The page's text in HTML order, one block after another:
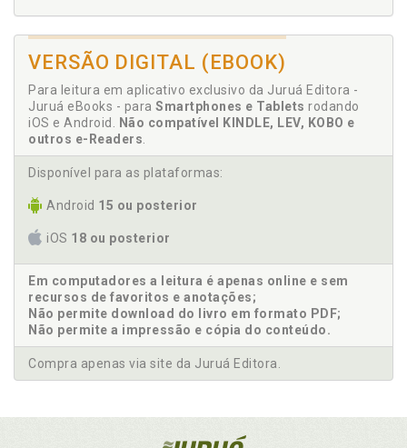
VERSÃO DIGITAL (EBOOK)
Para leitura em aplicativo exclusivo da Juruá Editora -
Juruá eBooks - para Smartphones e Tablets rodando
iOS e Android.
Não compatível KINDLE, LEV, KOBO e
outros e-Readers
Disponível para as plataformas:
Android 15 ou posterior
iOS 18 ou posterior
Em computadores a leitura é apenas online e sem
recursos de favoritos e anotações;
Não permite download do livro em formato PDF;
Não permite a impressão e cópia do conteúdo.
Compra apenas via site da Juruá Editora.